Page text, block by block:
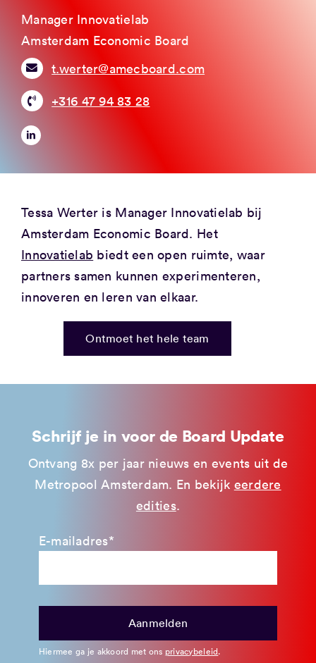
Manager Innovatielab
Amsterdam Economic Board
t.werter@amecboard.com
+316 47 94 83 28
Tessa Werter is Manager Innovatielab bij
Amsterdam Economic Board. Het
Innovatielab biedt een open ruimte, waar
partners samen kunnen experimenteren,
innoveren en leren van elkaar.
Ontmoet het hele team
Schrijf je in voor de Board Update
Ontvang 8x per jaar nieuws en events uit de
Metropool Amsterdam. En bekijk eerdere
edities.
E-mailadres*
Hiermee ga je akkoord met ons privacybeleid.